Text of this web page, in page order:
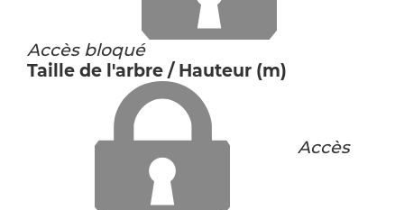
Accès bloqué
Taille de l'arbre / Hauteur (m)
Accès